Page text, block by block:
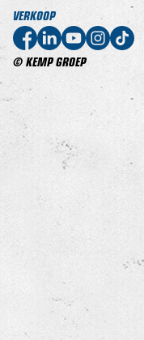
© KEMP GROEP
VERKOOP